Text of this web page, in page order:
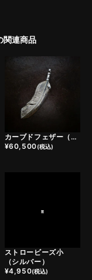
関連商品
カーブドフェザー（シルバー）
¥60,500(税込)
ストロービーズ小
（シルバー）
¥4,950(税込)